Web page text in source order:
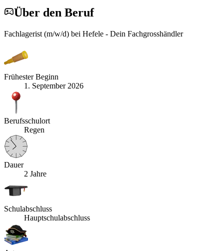
Über den Beruf
Fachlagerist (m/w/d) bei Hefele - Dein Fachgrosshändler
Frühester Beginn
1. September 2026
Berufsschulort
Regen
Dauer
2 Jahre
Schulabschluss
Hauptschulabschluss